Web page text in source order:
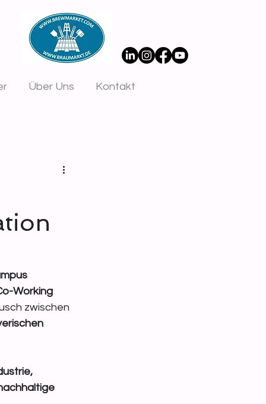
Über Uns Kontakt
Working
zwischen